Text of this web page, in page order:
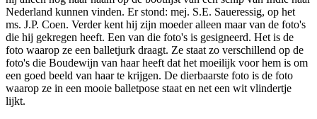
Nederland kunnen vinden. Er stond: mej. S.E. Saueressig, op het
ms. J.P. Coen. Verder kent hij zijn moeder alleen maar van de foto's
die hij gekregen heeft. Een van die foto's is gesigneerd. Het is de
foto waarop ze een balletjurk draagt. Ze staat zo verschillend op de
foto's die Boudewijn van haar heeft dat het moeilijk voor hem is om
een goed beeld van haar te krijgen. De dierbaarste foto is de foto
waarop ze in een mooie balletpose staat en net een wit vlindertje
lijkt.